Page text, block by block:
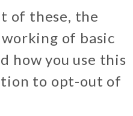
of these, the
of basic
how you use this
to opt-out of